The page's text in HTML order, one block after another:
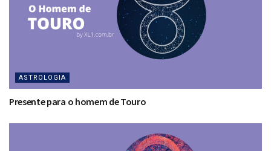
ASTROLOGIA
Presente para o homem de Touro